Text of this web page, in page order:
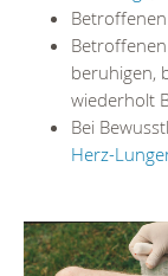
Betroffenen
beruhigen,
wiederholt
Bei
Herz-